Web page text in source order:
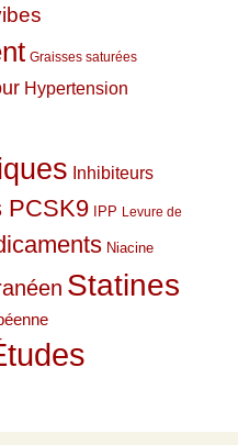
Graisses saturées
Hypertension
Inhibiteurs
PCSK9 IPP Levure de
Niacine
Statines